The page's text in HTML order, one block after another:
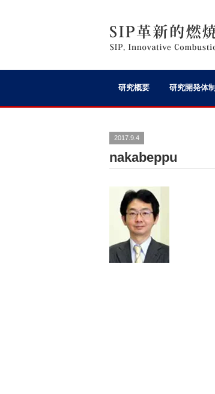
研究概要 研究開発体制
2017.9.4
nakabeppu